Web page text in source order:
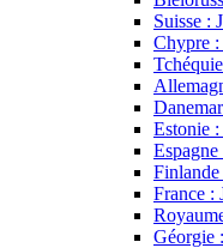
Suisse :
Chypre :
Estonie :
Finlande
France :
Géorgie